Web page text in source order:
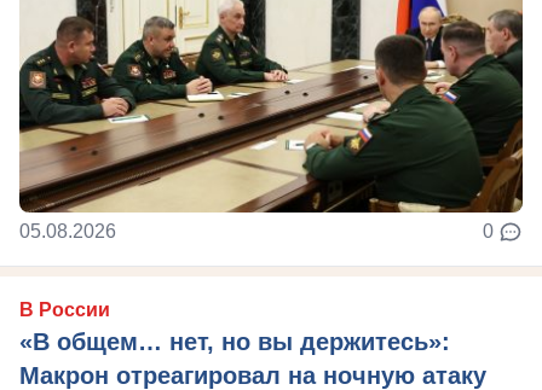
05.08.2026 0
В России
«В общем… нет, но вы держитесь»:
Макрон отреагировал на ночную атаку